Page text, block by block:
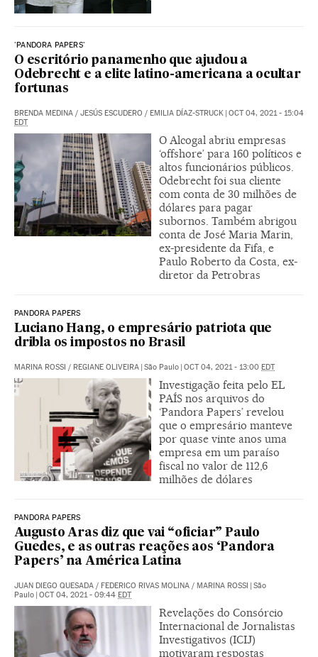
'PANDORA PAPERS'
O escritório panamenho que ajudou a
Odebrecht e a elite latino-americana a ocultar
fortunas
BRENDA MEDINA / JESÚS ESCUDERO / EMILIA DÍAZ-STRUCK | OCT 04, 2021 - 15:04
EDT
O Alcogal abriu empresas
‘offshore’ para 160 políticos e
altos funcionários públicos.
Odebrecht foi sua cliente
com conta de 30 milhões de
dólares para pagar
subornos. Também abrigou
conta de José Maria Marin,
ex-presidente da Fifa, e
Paulo Roberto da Costa, ex-
diretor da Petrobras
PANDORA PAPERS
Luciano Hang, o empresário patriota que
dribla os impostos no Brasil
MARINA ROSSI / REGIANE OLIVEIRA | São Paulo | OCT 04, 2021 - 13:00 EDT
Investigação feita pelo EL
PAÍS nos arquivos do
‘Pandora Papers’ revelou
que o empresário manteve
por quase vinte anos uma
empresa em um paraíso
fiscal no valor de 112,6
milhões de dólares
PANDORA PAPERS
Augusto Aras diz que vai “oficiar” Paulo
Guedes, e as outras reações aos ‘Pandora
Papers’ na América Latina
JUAN DIEGO QUESADA / FEDERICO RIVAS MOLINA / MARINA ROSSI | São
Paulo | OCT 04, 2021 - 09:44 EDT
Revelações do Consórcio
Internacional de Jornalistas
Investigativos (ICIJ)
motivaram respostas